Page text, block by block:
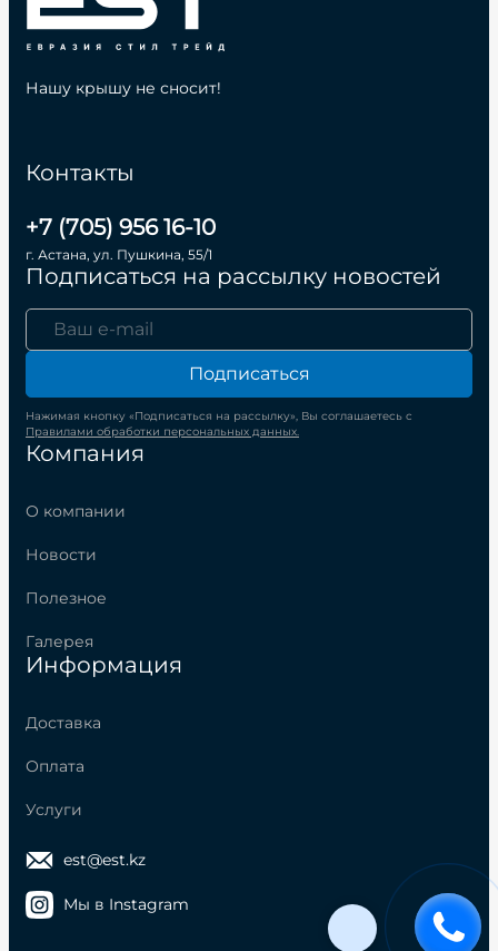
Компания
О компании
Новости
Полезное
Галерея
Информация
Доставка
Оплата
Услуги
Контакты
+7 (705) 956 16-10
г. Астана, ул. Пушкина, 55/1
Подписаться на рассылку новостей
Подписаться
Нажимая кнопку «Подписаться на рассылку», Вы соглашаетесь с
Правилами обработки персональных данных.
Нашу крышу не сносит!
est@est.kz
Мы в Instagram